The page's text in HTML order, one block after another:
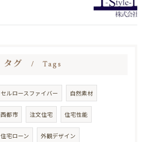
タグ Tags
セルロースファイバー 自然素材
西都市 注文住宅 住宅性能
住宅ローン 外観デザイン